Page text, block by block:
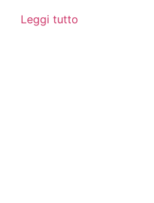
Leggi tutto